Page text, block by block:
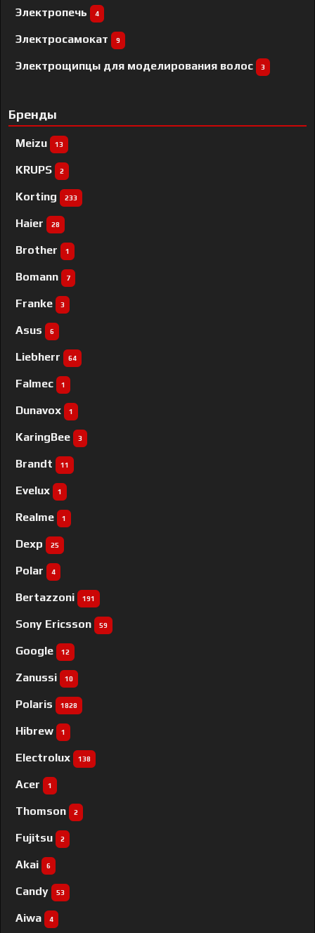
Электропечь 4
Электросамокат 9
Электрощипцы для моделирования волос 3
Бренды
Meizu 13
KRUPS 2
Korting 233
Haier 28
Brother 1
Bomann 7
Franke 3
Asus 6
Liebherr 64
Falmec 1
Dunavox 1
KaringBee 3
Brandt 11
Evelux 1
Realme 1
Dexp 25
Polar 4
Bertazzoni 191
Sony Ericsson 59
Google 12
Zanussi 10
Polaris 1828
Hibrew 1
Electrolux 138
Acer 1
Thomson 2
Fujitsu 2
Akai 6
Candy 53
Aiwa 4